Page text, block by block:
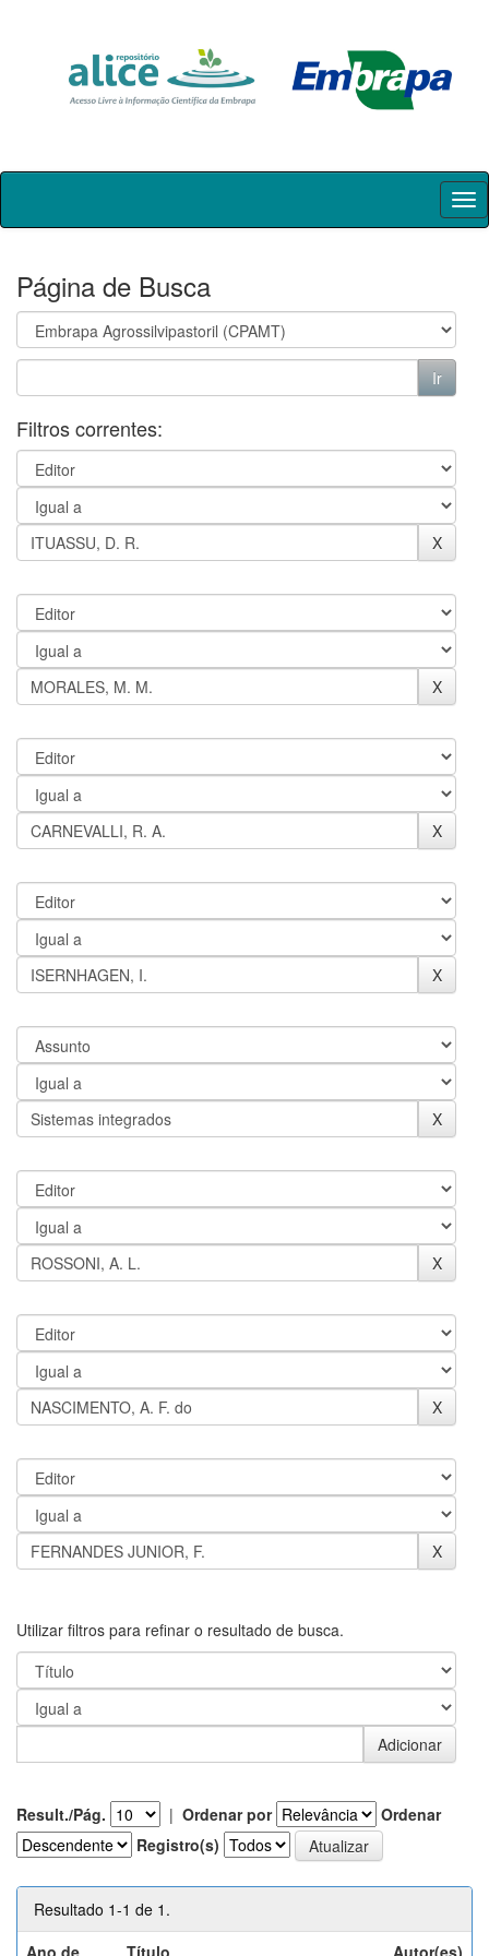
Skip
Página de Busca
Filtros correntes:
Utilizar filtros para refinar o resultado de busca.
Result./Pág. | Ordenar por
Ordenar
Registro(s)
Resultado 1-1 de 1.
Ano de
Título Autor(es)